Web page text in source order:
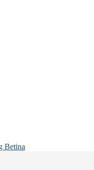
Betina